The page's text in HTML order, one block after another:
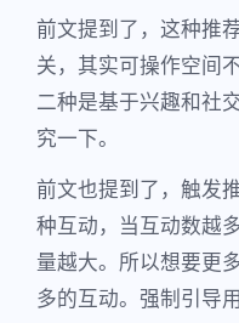
前文提到了，这种推
关，其实可操作空间
二种是基于兴趣和社
究一下。
前文也提到了，触发
种互动，当互动数越
量越大。所以想要更
多的互动。强制引导